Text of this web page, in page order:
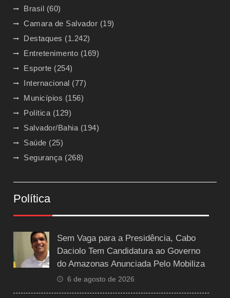
Brasil (60)
Camara de Salvador (19)
Destaques (1.242)
Entretenimento (169)
Esporte (254)
Internacional (77)
Municípios (156)
Política (129)
Salvador/Bahia (194)
Saúde (25)
Segurança (268)
Política
Sem Vaga para a Presidência, Cabo
Daciolo Tem Candidatura ao Governo
do Amazonas Anunciada Pelo Mobiliza
6 de agosto de 2026